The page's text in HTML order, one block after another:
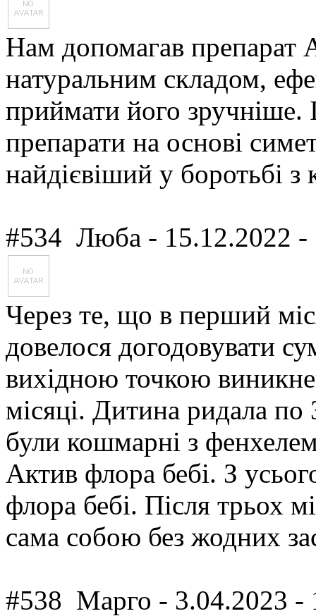
Нам допомагав препарат
натуральним складом,
приймати його зручніше.
препарати на основі
найдієвіший у боротьбі
#534 Люба - 15.12.2022 -
Через те, що в перший
довелося догодовувати
вихідною точкою
місяці. Дитина ридала
були кошмарні з
Актив флора бебі. З
флора бебі. Після трьох
сама собою без жодних
#538 Марго - 3.04.2023 -